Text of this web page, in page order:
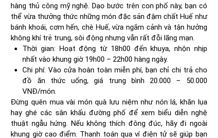
hàng thủ công mỹ nghệ. Dạo bước trên con phố này, bạn có
thể vừa thưởng thức những món đặc sản đậm chất Huế như
bánh khoái, cơm hến, chè Huế, vừa ngắm cảnh và tận hưởng
không khí trẻ trung, sôi động nhưng vẫn rất đỗi lãng mạn.
Thời gian: Hoạt động từ 18h00 đến khuya, nhộn nhịp
nhất vào khung giờ 19h00 – 22h00 hàng ngày.
Chi phí: Vào cửa hoàn toàn miễn phí, bạn chỉ chi trả cho
đồ ăn thức uống, giá trung bình 20.000 – 50.000
VNĐ/món.
Đừng quên mua vài món quà lưu niệm như nón lá, khăn lụa
hay ghé các sân khấu đường phố để xem biểu diễn nghệ
thuật ngẫu hứng. Nếu không thích đông đúc, hãy đi ngoài
khung giờ cao điểm. Thanh toán qua ví điện tử sẽ giúp bạn